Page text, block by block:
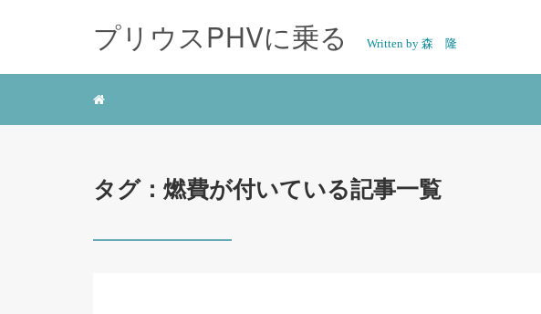
プリウスPHVに乗る Written by 森 隆
タグ：燃費が付いている記事一覧